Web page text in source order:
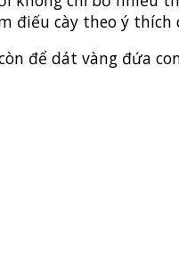
điếu cày theo ý thích
để dát vàng đứa